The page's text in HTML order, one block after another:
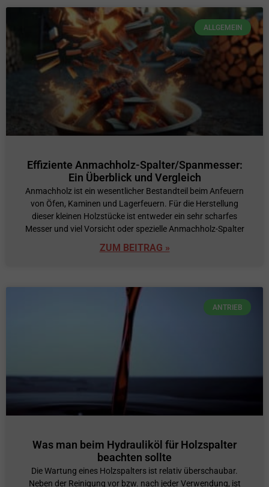
ALLGEMEIN
Effiziente Anmachholz-Spalter/Spanmesser:
Ein Überblick und Vergleich
Anmachholz ist ein wesentlicher Bestandteil beim Anfeuern
von Öfen, Kaminen und Lagerfeuern. Für die Herstellung
dieser kleinen Holzstücke ist entweder ein sehr scharfes
Messer und viel Vorsicht oder spezielle Anmachholz-Spalter
ZUM BEITRAG »
ANTRIEB
Was man beim Hydrauliköl für Holzspalter
beachten sollte
Die Wartung eines Holzspalters ist relativ überschaubar.
Neben der Reinigung vor bzw. nach jeder Verwendung, ist